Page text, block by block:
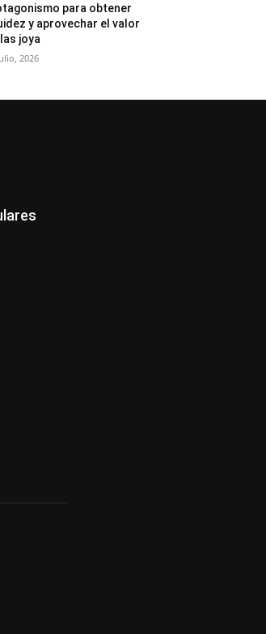
para obtener
y aprovechar el valor
joya
2026